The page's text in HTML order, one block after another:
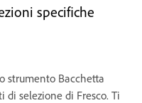
specifiche
strumento Bacchetta
selezione di Fresco. Ti